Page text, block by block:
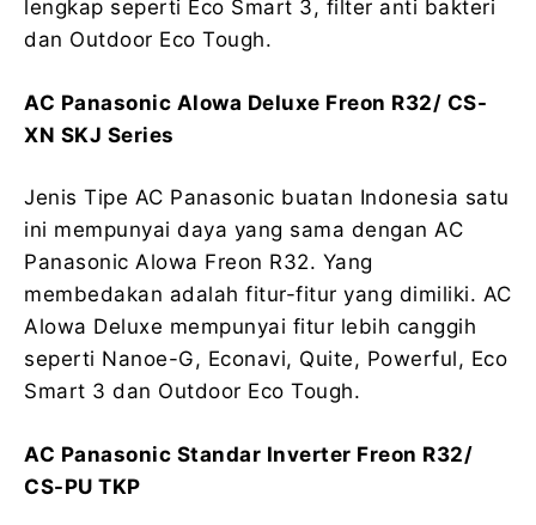
lengkap seperti Eco Smart 3, filter anti bakteri
dan Outdoor Eco Tough.
AC Panasonic Alowa Deluxe Freon R32/ CS-
XN SKJ Series
Jenis Tipe AC Panasonic buatan Indonesia satu
ini mempunyai daya yang sama dengan AC
Panasonic Alowa Freon R32. Yang
membedakan adalah fitur-fitur yang dimiliki. AC
Alowa Deluxe mempunyai fitur lebih canggih
seperti Nanoe-G, Econavi, Quite, Powerful, Eco
Smart 3 dan Outdoor Eco Tough.
AC Panasonic Standar Inverter Freon R32/
CS-PU TKP